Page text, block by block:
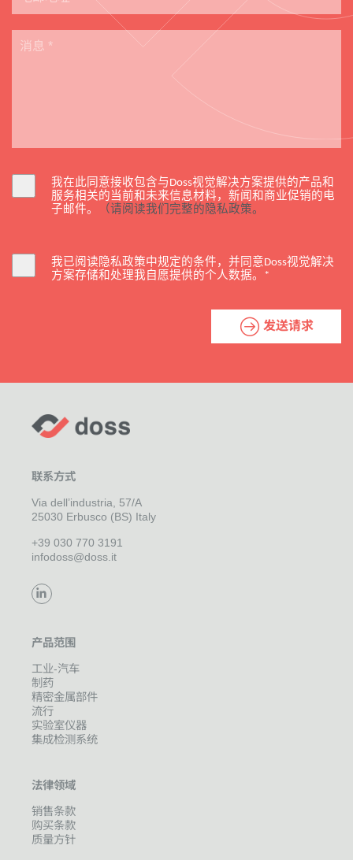
我在此同意接收包含与 Doss视觉解决方案提供的产品和
服务相关的当前和未来信息材料，新闻和商业促销的电
子邮件。
（请阅读我们完整的隐私政策。
我已阅读隐私政策中规定的条件，并同意Doss视觉解决
方案存储和处理我自愿提供的个人数据。
*
发送请求
联系方式
Via dell’industria, 57/A
25030 Erbusco (BS) Italy
+39 030 770 3191
infodoss@doss.it
产品范围
工业-汽车
制药
精密金属部件
流行
实验室仪器
集成检测系统
法律领域
销售条款
购买条款
质量方针